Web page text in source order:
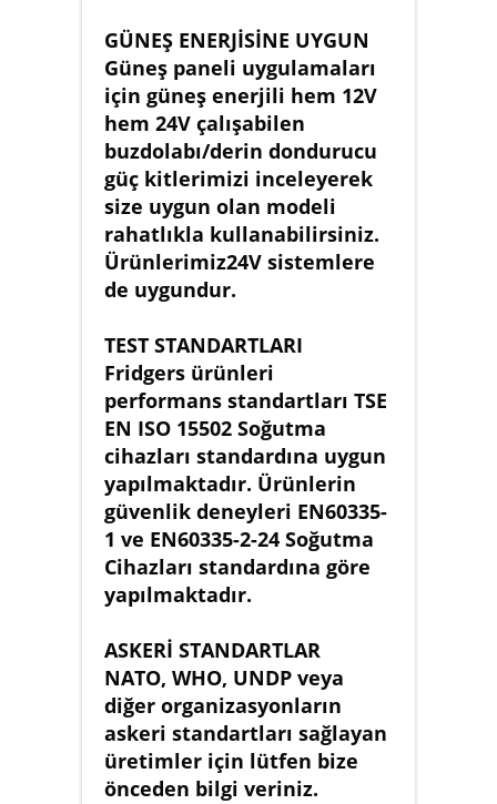
GÜNEŞ ENERJİSİNE UYGUN
Güneş paneli uygulamaları
için güneş enerjili hem 12V
hem 24V çalışabilen
buzdolabı/derin dondurucu
güç kitlerimizi inceleyerek
size uygun olan modeli
rahatlıkla kullanabilirsiniz.
Ürünlerimiz24V sistemlere
de uygundur.
TEST STANDARTLARI
Fridgers ürünleri
performans standartları TSE
EN ISO 15502 Soğutma
cihazları standardına uygun
yapılmaktadır. Ürünlerin
güvenlik deneyleri EN60335-
1 ve EN60335-2-24 Soğutma
Cihazları standardına göre
yapılmaktadır.
ASKERİ STANDARTLAR
NATO, WHO, UNDP veya
diğer organizasyonların
askeri standartları sağlayan
üretimler için lütfen bize
önceden bilgi veriniz.